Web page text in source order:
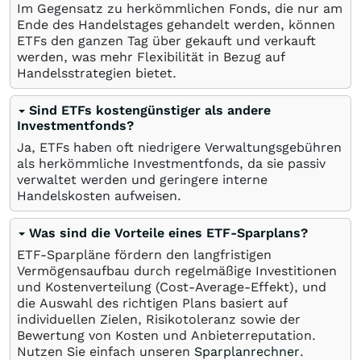
Im Gegensatz zu herkömmlichen Fonds, die nur am
Ende des Handelstages gehandelt werden, können
ETFs den ganzen Tag über gekauft und verkauft
werden, was mehr Flexibilität in Bezug auf
Handelsstrategien bietet.
Sind ETFs kostengünstiger als andere
Investmentfonds?
Ja, ETFs haben oft niedrigere Verwaltungsgebühren
als herkömmliche Investmentfonds, da sie passiv
verwaltet werden und geringere interne
Handelskosten aufweisen.
Was sind die Vorteile eines ETF-Sparplans?
ETF-Sparpläne fördern den langfristigen
Vermögensaufbau durch regelmäßige Investitionen
und Kostenverteilung (Cost-Average-Effekt), und
die Auswahl des richtigen Plans basiert auf
individuellen Zielen, Risikotoleranz sowie der
Bewertung von Kosten und Anbieterreputation.
Nutzen Sie einfach unseren Sparplanrechner.